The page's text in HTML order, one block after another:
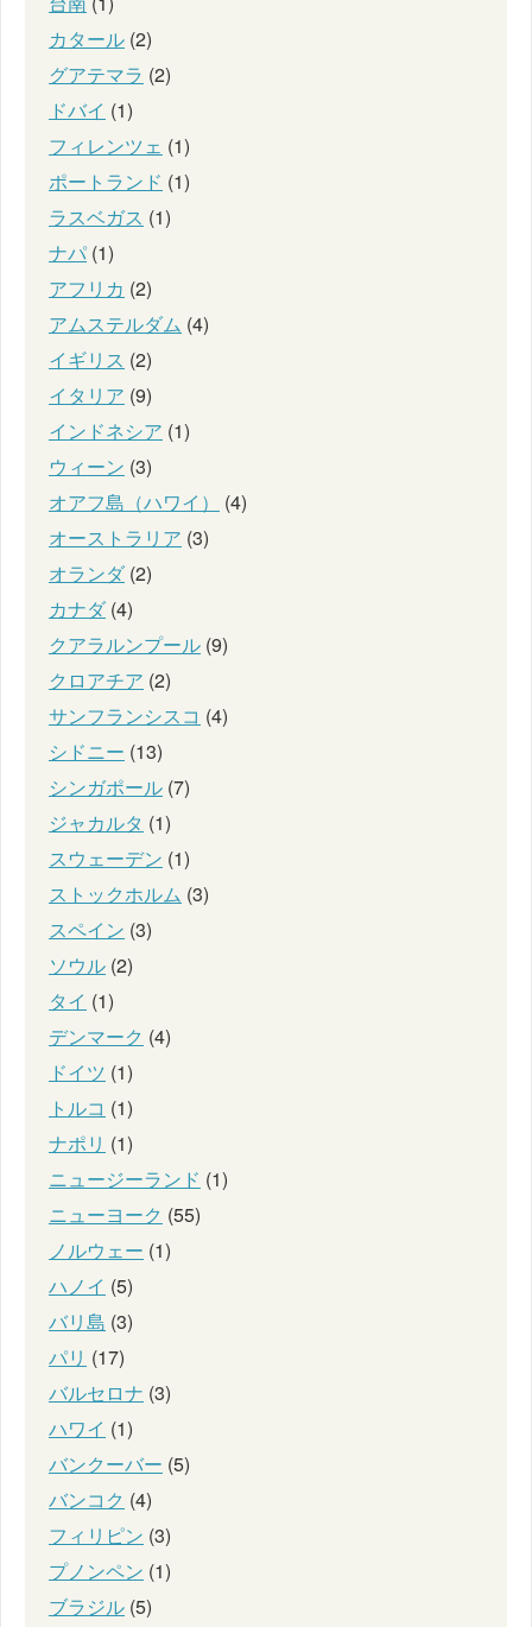
カタール (2)
グアテマラ (2)
ドバイ (1)
フィレンツェ (1)
ポートランド (1)
ラスベガス (1)
ナパ (1)
アフリカ (2)
アムステルダム (4)
イギリス (2)
イタリア (9)
インドネシア (1)
ウィーン (3)
オアフ島（ハワイ）
(4)
オーストラリア (3)
オランダ(2)
カナダ(4)
クアラルンプール (9)
クロアチア (2)
サンフランシスコ (4)
シドニー (13)
シンガポール (7)
ジャカルタ (1)
スウェーデン (1)
ストックホルム (3)
スペイン (3)
ソウル (2)
タイ (1)
デンマーク (4)
ドイツ (1)
トルコ (1)
ナポリ (1)
ニュージーランド (1)
ニューヨーク (55)
ノルウェー (1)
ハノイ (5)
バリ島 (3)
パリ (17)
バルセロナ (3)
ハワイ (1)
バンクーバー (5)
バンコク (4)
フィリピン (3)
プノンペン (1)
ブラジル (5)